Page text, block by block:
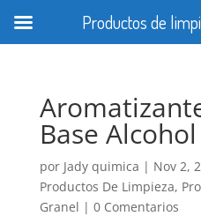
Base
por Jady quimica | Nov 2,
Productos De Limpieza,
Granel | 0 Comentarios
Productos de